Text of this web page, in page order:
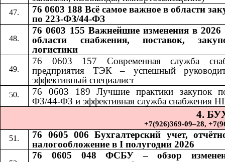
76 0603 188 Всё самое важное в области
по 223-ФЗ/44-ФЗ
76 0603 155 Важнейшие изменения в 2026
области снабжения, поставок,
логистики
76 0603 157 Современная служба
предприятия ТЭК – успешный
эффективный специалист
76 0603 189 ​​Лучшие практики закупок
ФЗ/44-ФЗ и эффективная служба снабжения
4.
+7(926)369-09–28,
76 0605 006 Бухгалтерский учет,
налогообложение в I полугодии 2026
76 0605 048 ФСБУ – обзор